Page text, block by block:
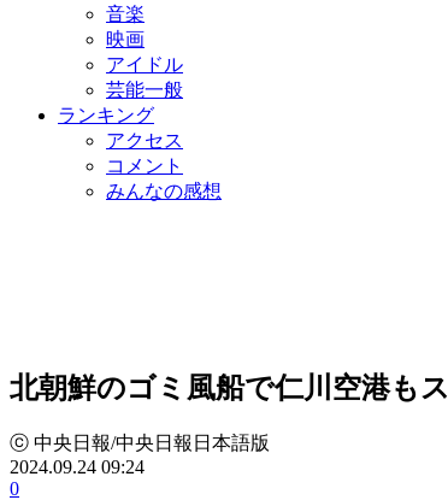
音楽
映画
アイドル
芸能一般
ランキング
アクセス
コメント
みんなの感想
北朝鮮のゴミ風船で仁川空港も
ⓒ 中央日報/中央日報日本語版
2024.09.24 09:24
0